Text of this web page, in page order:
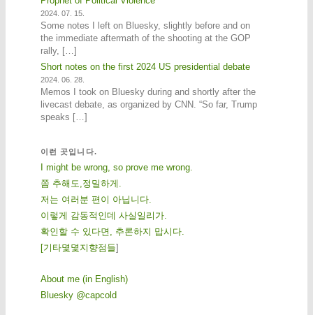
2024. 07. 15.
Some notes I left on Bluesky, slightly before and on
the immediate aftermath of the shooting at the GOP
rally, […]
Short notes on the first 2024 US presidential debate
2024. 06. 28.
Memos I took on Bluesky during and shortly after the
livecast debate, as organized by CNN. “So far, Trump
speaks […]
이런 곳입니다.
I might be wrong, so prove me wrong.
쫌 추해도,정밀하게.
저는 여러분 편이 아닙니다.
이렇게 감동적인데 사실일리가.
확인할 수 있다면, 추론하지 맙시다.
[기 타몇 몇 지 향점 들]
About me (in English)
Bluesky @capcold